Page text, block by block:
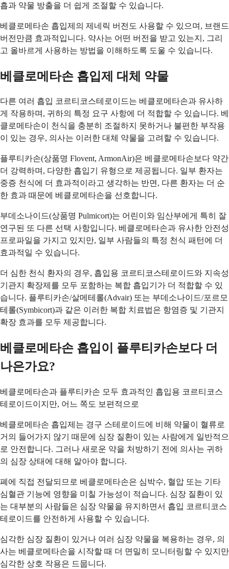
흡과 약물 방출을 더 쉽게 조절할 수 있습니다.
베클로메타손 흡입제의 제네릭 버전도 사용할 수 있으며, 브랜드
버전만큼 효과적입니다. 약사는 어떤 버전을 받고 있는지, 그리
고 올바르게 사용하는 방법을 이해하도록 도울 수 있습니다.
베클로메타손 흡입제 대체 약물
다른 여러 흡입 코르티코스테로이드는 베클로메타손과 유사하
게 작용하며, 귀하의 특정 요구 사항에 더 적합할 수 있습니다. 베
클로메타손이 천식을 충분히 조절하지 못하거나 불편한 부작용
이 있는 경우, 의사는 이러한 대체 약물을 고려할 수 있습니다.
플루티카손(상품명 Flovent, ArmonAir)은 베클로메타손보다 약간
더 강력하며, 다양한 흡입기 유형으로 제공됩니다. 일부 환자는
중증 천식에 더 효과적이라고 생각하는 반면, 다른 환자는 더 순
한 효과 때문에 베클로메타손을 선호합니다.
부데소나이드(상품명 Pulmicort)는 어린이와 임산부에게 특히 잘
연구된 또 다른 선택 사항입니다. 베클로메타손과 유사한 안전성
프로파일을 가지고 있지만, 일부 사람들의 특정 천식 패턴에 더
효과적일 수 있습니다.
더 심한 천식 환자의 경우, 흡입용 코르티코스테로이드와 지속성
기관지 확장제를 모두 포함하는 복합 흡입기가 더 적합할 수 있
습니다. 플루티카손/살메테롤(Advair) 또는 부데소나이드/포르모
테롤(Symbicort)과 같은 이러한 복합 치료법은 항염증 및 기관지
확장 효과를 모두 제공합니다.
베클로메타손 흡입이 플루티카손보다 더
나은가요?
베클로메타손과 플루티카손 모두 효과적인 흡입용 코르티코스
테로이드이지만, 어느 쪽도 보편적으로
베클로메타손 흡입제는 경구 스테로이드에 비해 약물이 혈류로
거의 들어가지 않기 때문에 심장 질환이 있는 사람에게 일반적으
로 안전합니다. 그러나 새로운 약을 처방하기 전에 의사는 귀하
의 심장 상태에 대해 알아야 합니다.
폐에 직접 전달되므로 베클로메타손은 심박수, 혈압 또는 기타
심혈관 기능에 영향을 미칠 가능성이 적습니다. 심장 질환이 있
는 대부분의 사람들은 심장 약물을 유지하면서 흡입 코르티코스
테로이드를 안전하게 사용할 수 있습니다.
심각한 심장 질환이 있거나 여러 심장 약물을 복용하는 경우, 의
사는 베클로메타손을 시작할 때 더 면밀히 모니터링할 수 있지만
심각한 상호 작용은 드뭅니다.